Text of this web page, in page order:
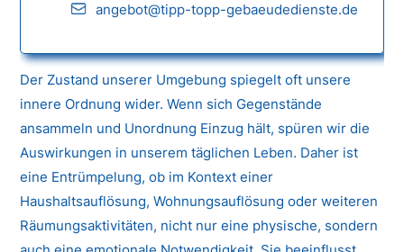
angebot@tipp-topp-gebaeudedienste.de
Der Zustand unserer Umgebung spiegelt oft unsere
innere Ordnung wider. Wenn sich Gegenstände
ansammeln und Unordnung Einzug hält, spüren wir die
Auswirkungen in unserem täglichen Leben. Daher ist
eine Entrümpelung, ob im Kontext einer
Haushaltsauflösung, Wohnungsauflösung oder weiteren
Räumungsaktivitäten, nicht nur eine physische, sondern